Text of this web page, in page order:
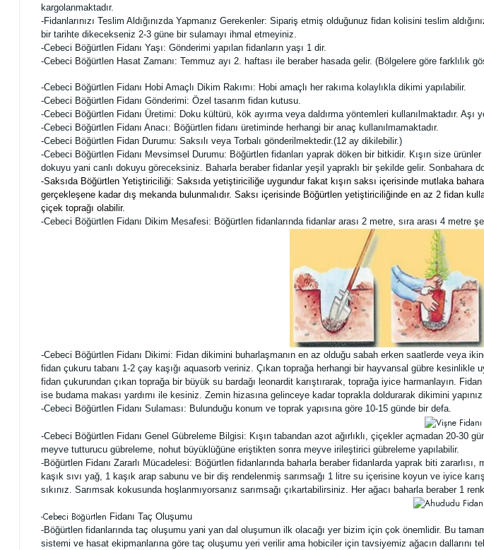
kargolanmaktadır.
-Fidanlarınızı Teslim Aldığınızda Yapmanız Gerekenler: Sipariş etmiş olduğunuz fidan kolisini teslim
bir tarihte dikecekseniz 2-3 güne bir sulamayı ihmal etmeyiniz.
-Cebeci Böğürtlen Fidanı Yaşı: Gönderimi yapılan fidanların yaşı 1 dir.
-Cebeci Böğürtlen Hasat Zamanı: Temmuz ayı 2. haftası ile beraber hasada gelir. (Bölgelere göre farklılık
-Cebeci Böğürtlen Fidanı Hobi Amaçlı Dikim Rakımı: Hobi amaçlı her rakıma kolaylıkla dikimi yapılabilir.
-Cebeci Böğürtlen Fidanı Gönderimi: Özel tasarım fidan kutusu.
-Cebeci Böğürtlen Fidanı Üretimi: Doku kültürü, kök ayırma veya daldırma yöntemleri kullanılmaktadır. Aşı
-Cebeci Böğürtlen Fidanı Anacı: Böğürtlen fidanı üretiminde herhangi bir anaç kullanılmamaktadır.
-Cebeci Böğürtlen Fidan Durumu: Saksılı veya Torbalı gönderilmektedir.(12 ay dikilebilir.)
-Cebeci Böğürtlen Fidanı Mevsimsel Durumu: Böğürtlen fidanları yaprak döken bir bitkidir. Kışın size
dokuyu yani canlı dokuyu göreceksiniz. Baharla beraber fidanlar yeşil yapraklı bir şekilde gelir. Sonbahara
-Saksıda Böğürtlen Yetiştiriciliği: Saksıda yetiştiriciliğe uygundur fakat kışın saksı içerisinde mutlaka
gerçekleşene kadar dış mekanda bulunmalıdır. Saksı içerisinde Böğürtlen yetiştiriciliğinde en az 2 fidan
çiçek toprağı olabilir.
-Cebeci Böğürtlen Fidanı Dikim Mesafesi: Böğürtlen fidanlarında fidanlar arası 2 metre, sıra arası 4 metre
-Cebeci Böğürtlen Fidanı Dikimi: Fidan dikimini buharlaşmanın en az olduğu sabah erken saatlerde veya
fidan çukuru tabanı 1-2 çay kaşığı aquasorb veriniz. Çıkan toprağa herhangi bir hayvansal gübre
fidan çukurundan çıkan toprağa bir büyük su bardağı leonardit karıştırarak, toprağa iyice harmanlayın.
ise budama makası yardımı ile kesiniz. Zemin hizasına gelinceye kadar toprakla doldurarak dikimini
-Cebeci Böğürtlen Fidanı Sulaması: Bulunduğu konum ve toprak yapısına göre 10-15 günde bir defa.
-Cebeci Böğürtlen Fidanı Genel Gübreleme Bilgisi: Kışın tabandan azot ağırlıklı, çiçekler açmadan 20-
meyve tutturucu gübreleme, nohut büyüklüğüne eriştikten sonra meyve irileştirici gübreleme yapılabilir.
-Böğürtlen Fidanı Zararlı Mücadelesi: Böğürtlen fidanlarında baharla beraber fidanlarda yaprak biti
kaşık sıvı yağ, 1 kaşık arap sabunu ve bir diş rendelenmiş sarımsağı 1 litre su içerisine koyun ve iyice
sıkınız. Sarımsak kokusunda hoşlanmıyorsanız sarımsağı çıkartabilirsiniz. Her ağacı baharla beraber 1
-Cebeci Böğürtlen Fidanı Taç Oluşumu
-Böğürtlen fidanlarında taç oluşumu yani yan dal oluşumun ilk olacağı yer bizim için çok önemlidir. Bu
sistemi ve hasat ekipmanlarına göre taç oluşumu yeri verilir ama hobiciler için tavsiyemiz ağacın dallarını